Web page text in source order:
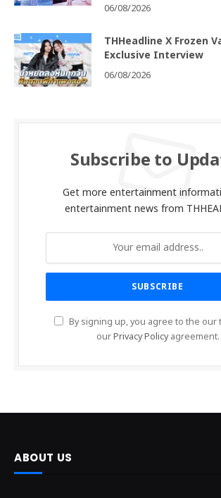
06/08/2026
THHeadline X Frozen
Exclusive Interview
06/08/2026
Subscribe to
Get more entertainment
entertainment news from
By signing up, you agree to the our
ourPrivacy Policyagreement.
ABOUT US